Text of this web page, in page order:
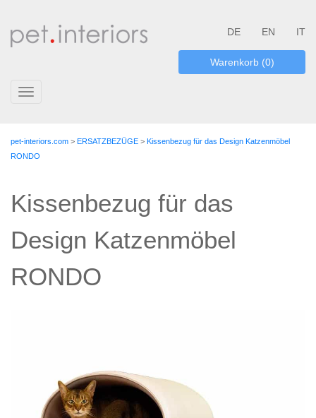
DE EN IT
Warenkorb (0)
Toggle
pet-interiors.com > ERSATZBEZÜGE > Kissenbezug für das Design Katzenmöbel
RONDO
Kissenbezug für das
Design Katzenmöbel
RONDO